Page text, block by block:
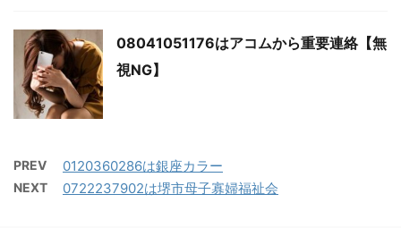
08041051176はアコムから重要連絡【無
視NG】
PREV 0120360286は銀座カラー
NEXT 0722237902は堺市母子寡婦福祉会